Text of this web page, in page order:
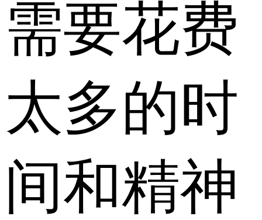
需要花费
太多的时
间和精神